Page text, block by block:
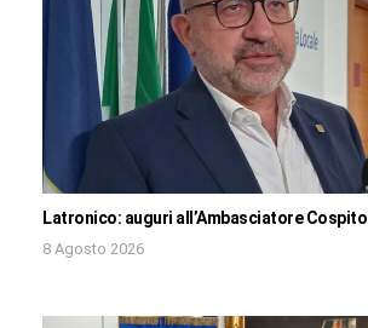
Latronico: auguri all’Ambasciatore Cospito
8 Agosto 2026